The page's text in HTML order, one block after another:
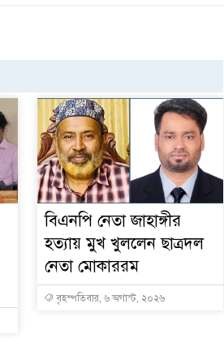
বিএনপি নেতা জাহাঙ্গীর
হত্যায় মুখ খুললেন ছাত্রদল
নেতা মোকাররম
বৃহস্পতিবার, ৬ অগাস্ট, ২০২৬